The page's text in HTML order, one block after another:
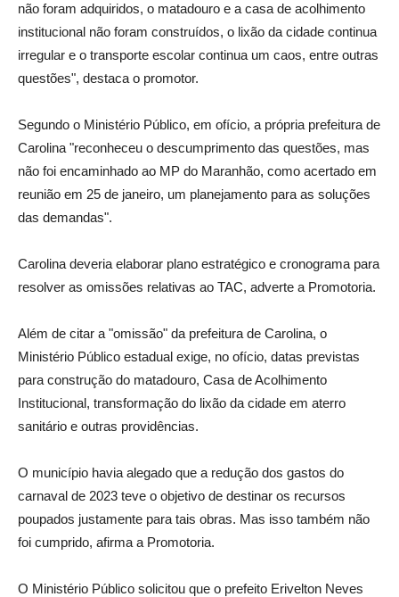
não foram adquiridos, o matadouro e a casa de acolhimento
institucional não foram construídos, o lixão da cidade continua
irregular e o transporte escolar continua um caos, entre outras
questões", destaca o promotor.
Segundo o Ministério Público, em ofício, a própria prefeitura de
Carolina "reconheceu o descumprimento das questões, mas
não foi encaminhado ao MP do Maranhão, como acertado em
reunião em 25 de janeiro, um planejamento para as soluções
das demandas".
Carolina deveria elaborar plano estratégico e cronograma para
resolver as omissões relativas ao TAC, adverte a Promotoria.
Além de citar a "omissão" da prefeitura de Carolina, o
Ministério Público estadual exige, no ofício, datas previstas
para construção do matadouro, Casa de Acolhimento
Institucional, transformação do lixão da cidade em aterro
sanitário e outras providências.
O município havia alegado que a redução dos gastos do
carnaval de 2023 teve o objetivo de destinar os recursos
poupados justamente para tais obras. Mas isso também não
foi cumprido, afirma a Promotoria.
O Ministério Público solicitou que o prefeito Erivelton Neves